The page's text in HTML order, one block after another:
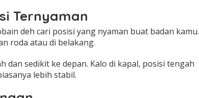
Ternyaman
deh cari posisi yang nyaman buat badan kamu.
roda atau di belakang.
dan sedikit ke depan. Kalo di kapal, posisi tengah
lebih stabil.